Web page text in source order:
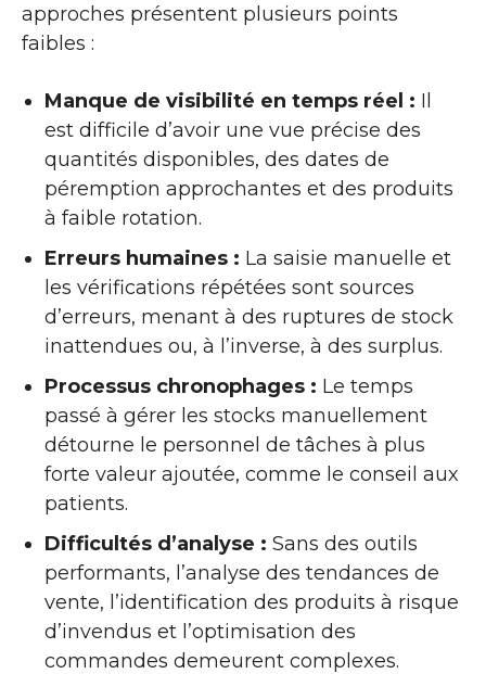
approches présentent plusieurs points
faibles :
Manque de visibilité en temps réel : Il
est difficile d’avoir une vue précise des
quantités disponibles, des dates de
péremption approchantes et des produits
à faible rotation.
Erreurs humaines : La saisie manuelle et
les vérifications répétées sont sources
d’erreurs, menant à des ruptures de stock
inattendues ou, à l’inverse, à des surplus.
Processus chronophages : Le temps
passé à gérer les stocks manuellement
détourne le personnel de tâches à plus
forte valeur ajoutée, comme le conseil aux
patients.
Difficultés d’analyse : Sans des outils
performants, l’analyse des tendances de
vente, l’identification des produits à risque
d’invendus et l’optimisation des
commandes demeurent complexes.